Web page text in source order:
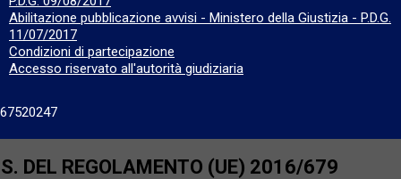
Abilitazione pubblicazione avvisi - Ministero della Giustizia - P.D.G.
11/07/2017
Condizioni di partecipazione
Accesso riservato all'autorità giudiziaria
DEL REGOLAMENTO (UE) 2016/679